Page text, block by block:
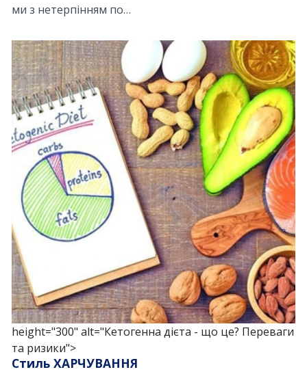
ми з нетерпінням по…
height="300" alt="Кетогенна дієта - що це? Переваги
та ризики">
Стиль ХАРЧУВАННЯ